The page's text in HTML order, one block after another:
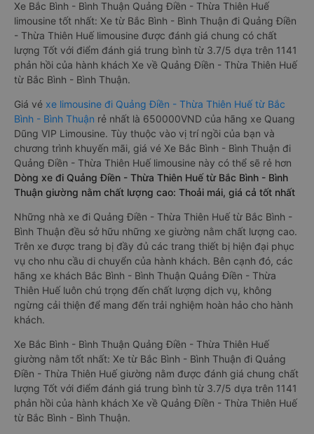
Xe Bắc Bình - Bình Thuận Quảng Điền - Thừa Thiên Huế
limousine tốt nhất: Xe từ Bắc Bình - Bình Thuận đi Quảng Điền
- Thừa Thiên Huế limousine được đánh giá chung có chất
lượng Tốt với điểm đánh giá trung bình từ 3.7/5 dựa trên 1141
phản hồi của hành khách Xe về Quảng Điền - Thừa Thiên Huế
từ Bắc Bình - Bình Thuận.
Giá vé xe limousine đi Quảng Điền - Thừa Thiên Huế từ Bắc
Bình - Bình Thuận rẻ nhất là 650000VND của hãng xe Quang
Dũng VIP Limousine. Tùy thuộc vào vị trí ngồi của bạn và
chương trình khuyến mãi, giá vé Xe Bắc Bình - Bình Thuận đi
Quảng Điền - Thừa Thiên Huế limousine này có thể sẽ rẻ hơn
Dòng xe đi Quảng Điền - Thừa Thiên Huế từ Bắc Bình - Bình
Thuận giường nằm chất lượng cao: Thoải mái, giá cả tốt nhất
Những nhà xe đi Quảng Điền - Thừa Thiên Huế từ Bắc Bình -
Bình Thuận đều sở hữu những xe giường nằm chất lượng cao.
Trên xe được trang bị đầy đủ các trang thiết bị hiện đại phục
vụ cho nhu cầu di chuyển của hành khách. Bên cạnh đó, các
hãng xe khách Bắc Bình - Bình Thuận Quảng Điền - Thừa
Thiên Huế luôn chú trọng đến chất lượng dịch vụ, không
ngừng cải thiện để mang đến trải nghiệm hoàn hảo cho hành
khách.
Xe Bắc Bình - Bình Thuận Quảng Điền - Thừa Thiên Huế
giường nằm tốt nhất: Xe từ Bắc Bình - Bình Thuận đi Quảng
Điền - Thừa Thiên Huế giường nằm được đánh giá chung chất
lượng Tốt với điểm đánh giá trung bình từ 3.7/5 dựa trên 1141
phản hồi của hành khách Xe về Quảng Điền - Thừa Thiên Huế
từ Bắc Bình - Bình Thuận.